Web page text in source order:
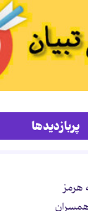
پربازدیدها
هرمز